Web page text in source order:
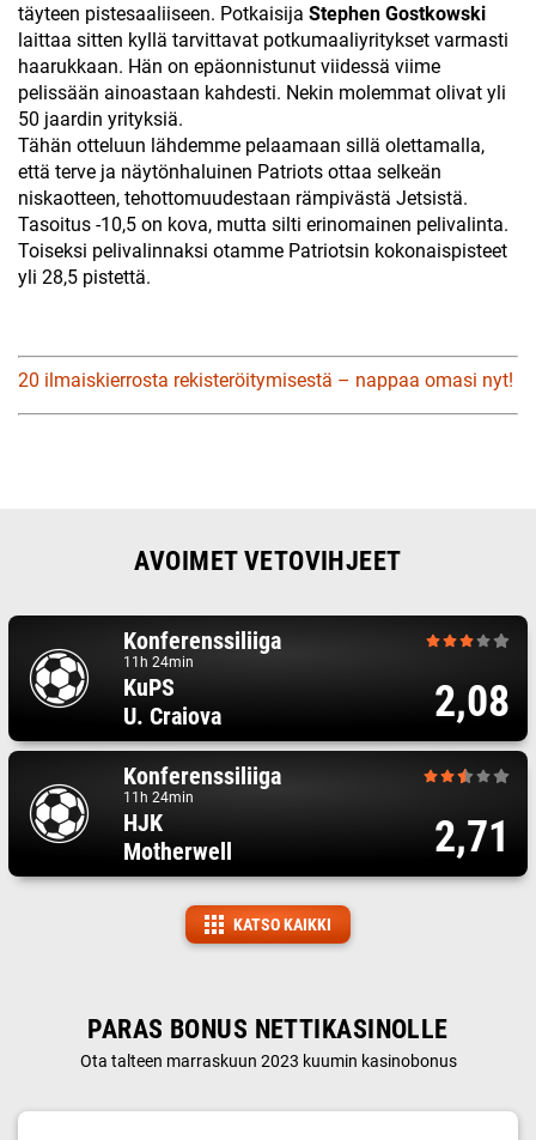
täyteen pistesaaliiseen. Potkaisija Stephen Gostkowski
laittaa sitten kyllä tarvittavat potkumaaliyritykset varmasti
haarukkaan. Hän on epäonnistunut viidessä viime
pelissään ainoastaan kahdesti. Nekin molemmat olivat yli
50 jaardin yrityksiä.
Tähän otteluun lähdemme pelaamaan sillä olettamalla,
että terve ja näytönhaluinen Patriots ottaa selkeän
niskaotteen, tehottomuudestaan rämpivästä Jetsistä.
Tasoitus -10,5 on kova, mutta silti erinomainen pelivalinta.
Toiseksi pelivalinnaksi otamme Patriotsin kokonaispisteet
yli 28,5 pistettä.
20 ilmaiskierrosta rekisteröitymisestä – nappaa omasi nyt!
AVOIMET VETOVIHJEET
Konferenssiliiga
11h 24min
KuPS
U. Craiova
2,08
Konferenssiliiga
11h 24min
HJK
Motherwell
2,71
KATSO KAIKKI
PARAS BONUS NETTIKASINOLLE
Ota talteen marraskuun 2023 kuumin kasinobonus